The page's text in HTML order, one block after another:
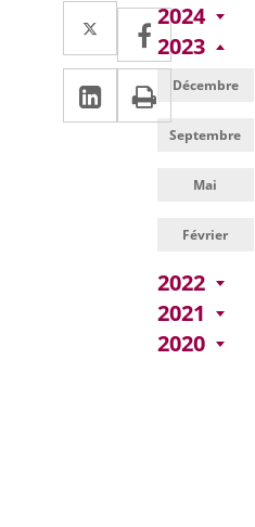
Twitter
Enlace
a
una
aplicación
Facebook
Enlace
a
una
aplicación
externa.
LinkedIn
Enlace
a
aplicación
externa.
Imprimir
2024
2023
Décembre
Septembre
Mai
Février
2022
2021
2020